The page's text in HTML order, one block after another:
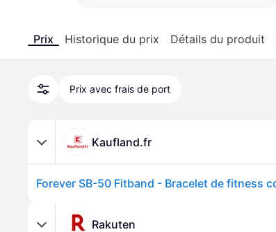
Prix Historique du prix Détails du produit
Prix avec frais de port
Kaufland.fr
Rakuten